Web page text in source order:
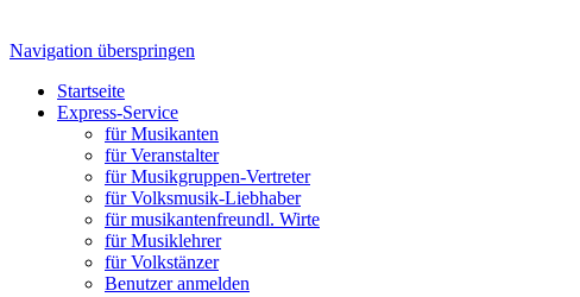
Navigation überspringen
Startseite
Express-Service
für Musikanten
für Veranstalter
für Musikgruppen-Vertreter
für Volksmusik-Liebhaber
für musikantenfreundl. Wirte
für Musiklehrer
für Volkstänzer
Benutzer anmelden